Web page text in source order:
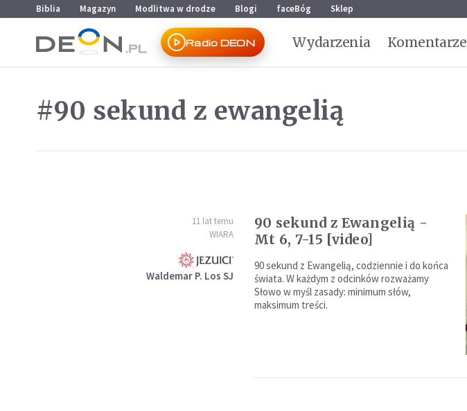
Przejdź do menu głównego
Przejdź do treści
Biblia Magazyn Modlitwa w drodze Blogi faceBóg Sklep
Radio DEON Wydarzenia Komentarze
#90 sekund z ewangelią
11 lat temu
WIARA
Waldemar P. Los SJ
90 sekund z Ewangelią -
Mt 6, 7-15 [video]
90 sekund z Ewangelią, codziennie i do końca
świata. W każdym z odcinków rozważamy
Słowo w myśl zasady: minimum słów,
maksimum treści.